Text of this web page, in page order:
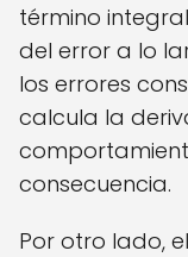
término
del error a lo
los errores
calcula la
consecuencia.
Por otro lado,